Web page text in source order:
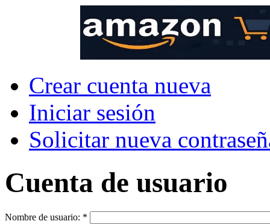
Crear cuenta nueva
Iniciar sesión
Solicitar nueva
Cuenta de usuario
Nombre de usuario: *